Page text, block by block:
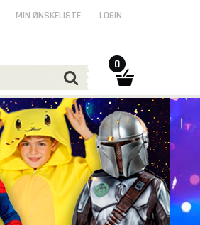
MIN ØNSKELISTE LOGIN
0